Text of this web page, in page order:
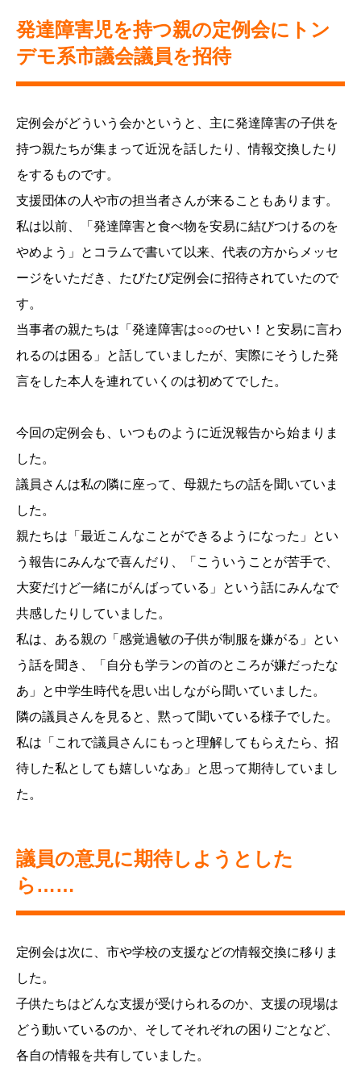
発達障害児を持つ親の定例会にトン
デモ系市議会議員を招待
定例会がどういう会かというと、主に発達障害の子供を
持つ親たちが集まって近況を話したり、情報交換したり
をするものです。
支援団体の人や市の担当者さんが来ることもあります。
私は以前、「発達障害と食べ物を安易に結びつけるのを
やめよう」とコラムで書いて以来、代表の方からメッセ
ージをいただき、たびたび定例会に招待されていたので
す。
当事者の親たちは「発達障害は○○のせい！と安易に言わ
れるのは困る」と話していましたが、実際にそうした発
言をした本人を連れていくのは初めてでした。
今回の定例会も、いつものように近況報告から始まりま
した。
議員さんは私の隣に座って、母親たちの話を聞いていま
した。
親たちは「最近こんなことができるようになった」とい
う報告にみんなで喜んだり、「こういうことが苦手で、
大変だけど一緒にがんばっている」という話にみんなで
共感したりしていました。
私は、ある親の「感覚過敏の子供が制服を嫌がる」とい
う話を聞き、「自分も学ランの首のところが嫌だったな
あ」と中学生時代を思い出しながら聞いていました。
隣の議員さんを見ると、黙って聞いている様子でした。
私は「これで議員さんにもっと理解してもらえたら、招
待した私としても嬉しいなあ」と思って期待していまし
た。
議員の意見に期待しようとした
ら……
定例会は次に、市や学校の支援などの情報交換に移りま
した。
子供たちはどんな支援が受けられるのか、支援の現場は
どう動いているのか、そしてそれぞれの困りごとなど、
各自の情報を共有していました。